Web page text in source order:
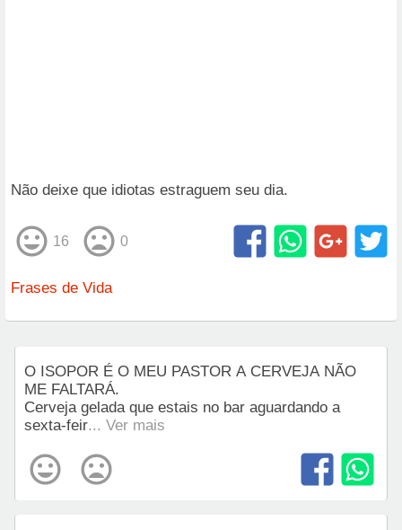
Não deixe que idiotas estraguem seu dia.
16 0
Frases de Vida
O ISOPOR É O MEU PASTOR A CERVEJA NÃO
ME FALTARÁ.
Cerveja gelada que estais no bar aguardando a
sexta-feir... Ver mais